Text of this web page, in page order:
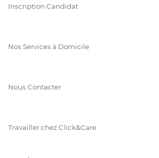
Inscription Candidat
Nos Services à Domicile
Nous Contacter
Travailler chez Click&Care